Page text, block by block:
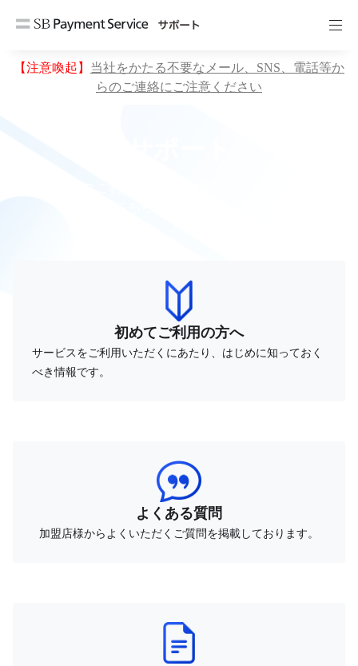
【注意喚起】 当社をかたる不要なメール、SNS、電話等か
らのご連絡にご注意ください
初めてご利用の方へ
サービスをご利用いただくにあたり、はじめに知っておく
べき情報です。
よくある質問
加盟店様からよくいただくご質問を掲載しております。